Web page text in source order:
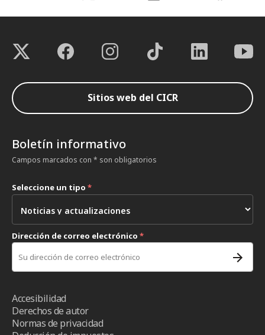
Sitios web del CICR
Boletín informativo
Campos marcados con * son obligatorios
Seleccione un tipo *
Dirección de correo electrónico *
Accesibilidad
Derechos de autor
Normas de privacidad